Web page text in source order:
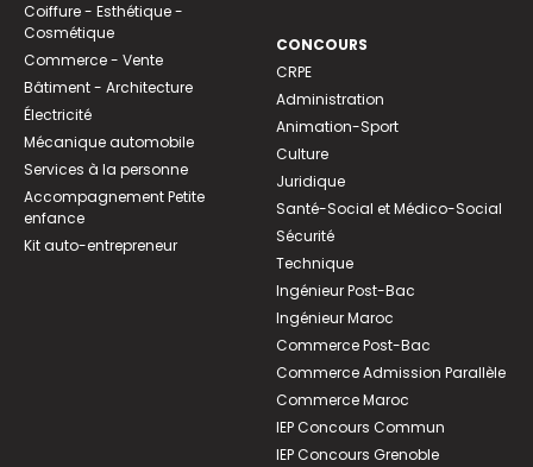
Coiffure - Esthétique -
Cosmétique
Commerce - Vente
Bâtiment - Architecture
Électricité
Mécanique automobile
Services à la personne
Accompagnement Petite
enfance
Kit auto-entrepreneur
CONCOURS
CRPE
Administration
Animation-Sport
Culture
Juridique
Santé-Social et Médico-Social
Sécurité
Technique
Ingénieur Post-Bac
Ingénieur Maroc
Commerce Post-Bac
Commerce Admission Parallèle
Commerce Maroc
IEP Concours Commun
IEP Concours Grenoble